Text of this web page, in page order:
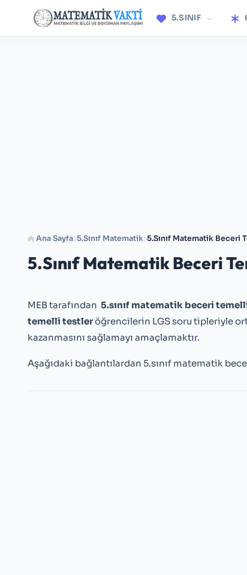
5.SINIF
Ana Sayfa 5.Sınıf Matematik 5.Sınıf Matematik Beceri
5.Sınıf Matematik Beceri
MEB tarafından 5.sınıf matematik beceri
temelli testleröğrencilerin LGS soru tipleriyle
kazanmasını sağlamayı amaçlamaktır.
Aşağıdaki bağlantılardan 5.sınıf matematik